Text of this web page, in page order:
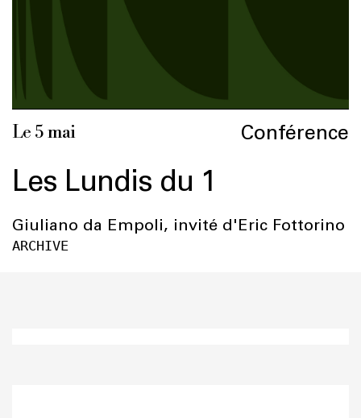
Le 5 mai Conférence
Les Lundis du 1
Giuliano da Empoli, invité d'Eric Fottorino
ARCHIVE